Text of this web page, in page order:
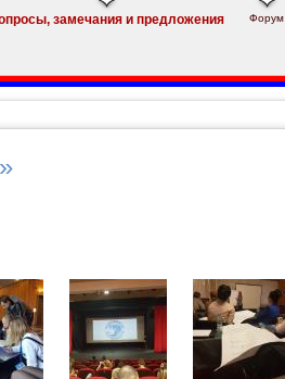
замечания и предложения Форум